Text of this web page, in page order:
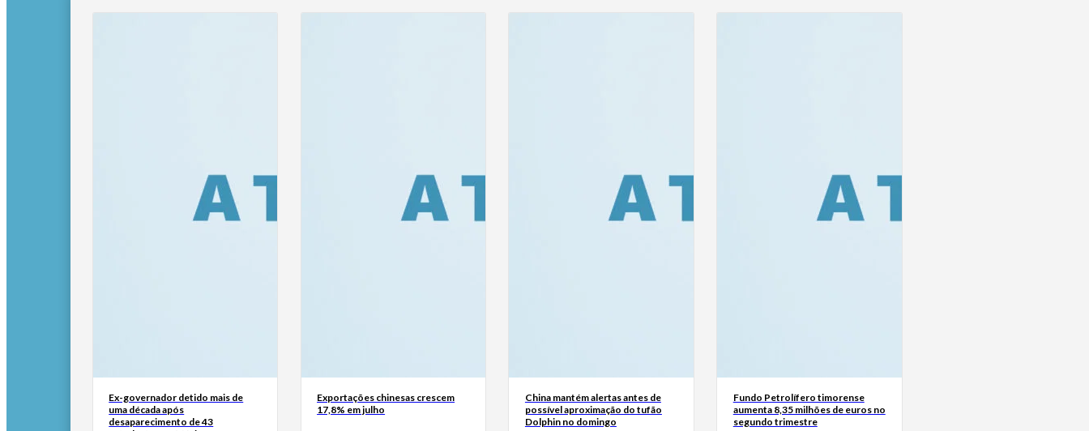
Ex-governador detido mais de
uma década após
desaparecimento de 43
Exportações chinesas crescem
17,8% em julho
China mantém alertas antes de
possível aproximação do tufão
Dolphin no domingo
Fundo Petrolífero timorense
aumenta 8,35 milhões de euros no
segundo trimestre